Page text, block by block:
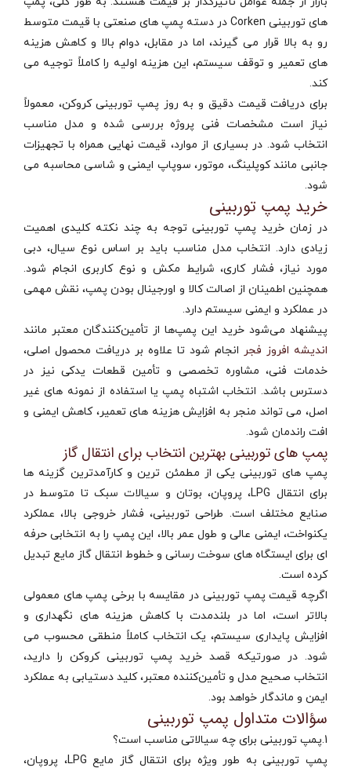
های توربینی Corken در دسته پمپ‌ های صنعتی با قیمت متوسط
رو به بالا قرار می‌ گیرند، اما در مقابل، دوام بالا و کاهش هزینه‌
های تعمیر و توقف سیستم، این هزینه اولیه را کاملاً توجیه می‌
کند.
برای دریافت قیمت دقیق و به‌ روز پمپ توربینی کروکن، معمولاً
نیاز است مشخصات فنی پروژه بررسی شده و مدل مناسب
انتخاب شود. در بسیاری از موارد، قیمت نهایی همراه با تجهیزات
جانبی مانند کوپلینگ، موتور، سوپاپ ایمنی و شاسی محاسبه می‌
شود.
خرید پمپ توربینی
در زمان خرید پمپ توربینی توجه به چند نکته کلیدی اهمیت
زیادی دارد. انتخاب مدل مناسب باید بر اساس نوع سیال، دبی
مورد نیاز، فشار کاری، شرایط مکش و نوع کاربری انجام شود.
همچنین اطمینان از اصالت کالا و اورجینال بودن پمپ، نقش مهمی
در عملکرد و ایمنی سیستم دارد.
پیشنهاد می‌شود خرید این پمپ‌ها از تأمین‌کنندگان معتبر مانند
اندیشه افروز فجر انجام شود تا علاوه بر دریافت محصول اصلی،
خدمات فنی، مشاوره تخصصی و تأمین قطعات یدکی نیز در
دسترس باشد. انتخاب اشتباه پمپ یا استفاده از نمونه‌ های غیر
اصل، می‌ تواند منجر به افزایش هزینه‌ های تعمیر، کاهش ایمنی و
افت راندمان شود.
پمپ‌ های توربینی بهترین انتخاب برای انتقال گاز
پمپ های توربینی یکی از مطمئن‌ ترین و کارآمدترین گزینه‌ ها
برای انتقال LPG، پروپان، بوتان و سیالات سبک تا متوسط در
صنایع مختلف است. طراحی توربینی، فشار خروجی بالا، عملکرد
یکنواخت، ایمنی عالی و طول عمر بالا، این پمپ را به انتخابی حرفه‌
ای برای ایستگاه‌ های سوخت‌ رسانی و خطوط انتقال گاز مایع تبدیل
کرده است.
اگرچه قیمت پمپ توربینی در مقایسه با برخی پمپ‌ های معمولی
بالاتر است، اما در بلندمدت با کاهش هزینه‌ های نگهداری و
افزایش پایداری سیستم، یک انتخاب کاملاً منطقی محسوب می‌
شود. در صورتیکه قصد خرید پمپ توربینی کروکن را دارید،
انتخاب صحیح مدل و تأمین‌کننده معتبر، کلید دستیابی به عملکرد
ایمن و ماندگار خواهد بود.
سؤالات متداول پمپ توربینی
1.پمپ توربینی برای چه سیالاتی مناسب است؟
پمپ توربینی به‌ طور ویژه برای انتقال گاز مایع LPG، پروپان،